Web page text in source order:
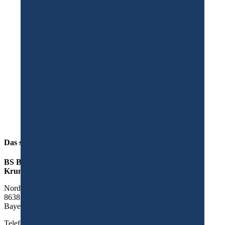
Das sind wir
BS Bau Bistocchi & Seifert Bau GmbH - Altbausanierung
Krumbach
Nordstraße 14
86381
Bayern